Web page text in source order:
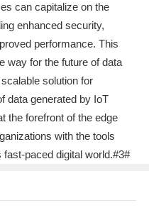
can capitalize on the
enhanced security,
performance. This
way for the future of data
solution for
data generated by IoT
the forefront of the edge
with the tools
paced digital world.#3#